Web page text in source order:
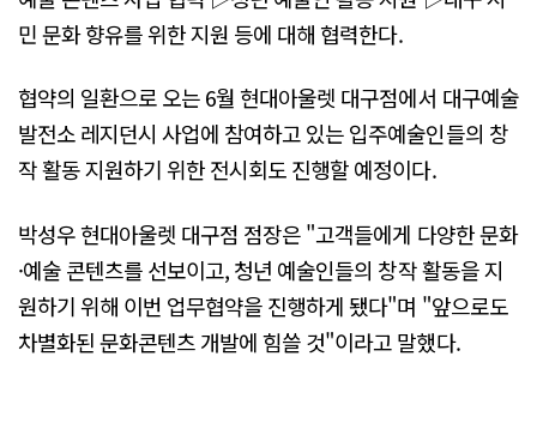
민 문화 향유를 위한 지원 등에 대해 협력한다.
협약의 일환으로 오는 6월 현대아울렛 대구점에서 대구예술
발전소 레지던시 사업에 참여하고 있는 입주예술인들의 창
작 활동 지원하기 위한 전시회도 진행할 예정이다.
박성우 현대아울렛 대구점 점장은 "고객들에게 다양한 문화
·예술 콘텐츠를 선보이고, 청년 예술인들의 창작 활동을 지
원하기 위해 이번 업무협약을 진행하게 됐다"며 "앞으로도
차별화된 문화콘텐츠 개발에 힘쓸 것"이라고 말했다.